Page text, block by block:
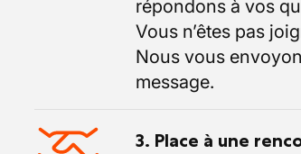
répondons à vos
Vous n’êtes pas
Nous vous
message.
3. Place à une